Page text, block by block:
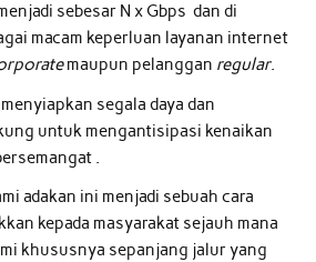
sebesar N x Gbps dan di
macam keperluan layanan internet
maupun pelanggan regular.
segala daya dan
untuk mengantisipasi kenaikan
.
adakan ini menjadi sebuah cara
kepada masyarakat sejauh mana
khususnya sepanjang jalur yang